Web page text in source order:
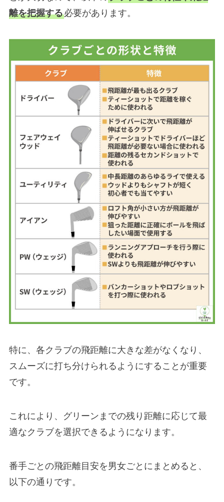
離を把握する必要があります。
特に、各クラブの飛距離に大きな差がなくなり、
スムーズに打ち分けられるようにすることが重要
です。
これにより、グリーンまでの残り距離に応じて最
適なクラブを選択できるようになります。
番手ごとの飛距離目安を男女ごとにまとめると、
以下の通りです。